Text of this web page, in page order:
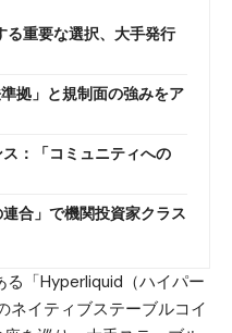
る重要な選択、大手発行
拠」と規制面の強みをア
：「コミュニティへの
合」で機関投資家クラス
る「Hyperliquid（ハイパー
ネイティブステーブルコイ